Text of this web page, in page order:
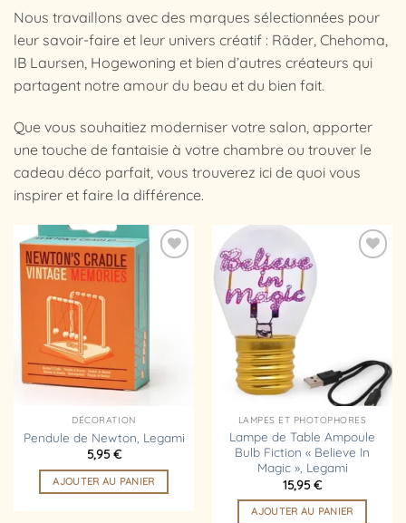
Nous travaillons avec des marques sélectionnées pour
leur savoir-faire et leur univers créatif : Räder, Chehoma,
IB Laursen, Hogewoning et bien d’autres créateurs qui
partagent notre amour du beau et du bien fait.
Que vous souhaitiez moderniser votre salon, apporter
une touche de fantaisie à votre chambre ou trouver le
cadeau déco parfait, vous trouverez ici de quoi vous
inspirer et faire la différence.
DÉCORATION
Pendule de Newton, Legami
5,95€
AJOUTER AU PANIER
LAMPES ET PHOTOPHORES
Lampe de Table Ampoule
Bulb Fiction « Believe In
Magic », Legami
15,95€
AJOUTER AU PANIER